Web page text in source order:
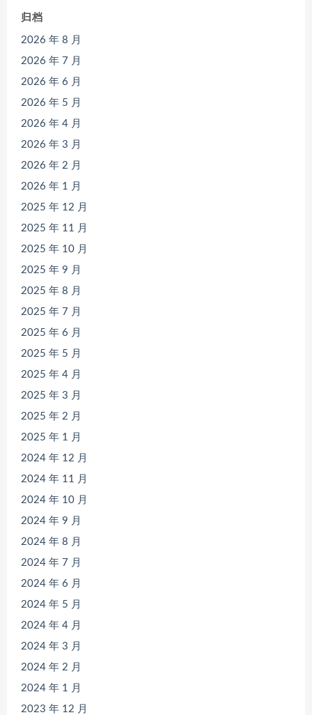
归档
2026 年 8 月
2026 年 7 月
2026 年 6 月
2026 年 5 月
2026 年 4 月
2026 年 3 月
2026 年 2 月
2026 年 1 月
2025 年 12 月
2025 年 11 月
2025 年 10 月
2025 年 9 月
2025 年 8 月
2025 年 7 月
2025 年 6 月
2025 年 5 月
2025 年 4 月
2025 年 3 月
2025 年 2 月
2025 年 1 月
2024 年 12 月
2024 年 11 月
2024 年 10 月
2024 年 9 月
2024 年 8 月
2024 年 7 月
2024 年 6 月
2024 年 5 月
2024 年 4 月
2024 年 3 月
2024 年 2 月
2024 年 1 月
2023 年 12 月